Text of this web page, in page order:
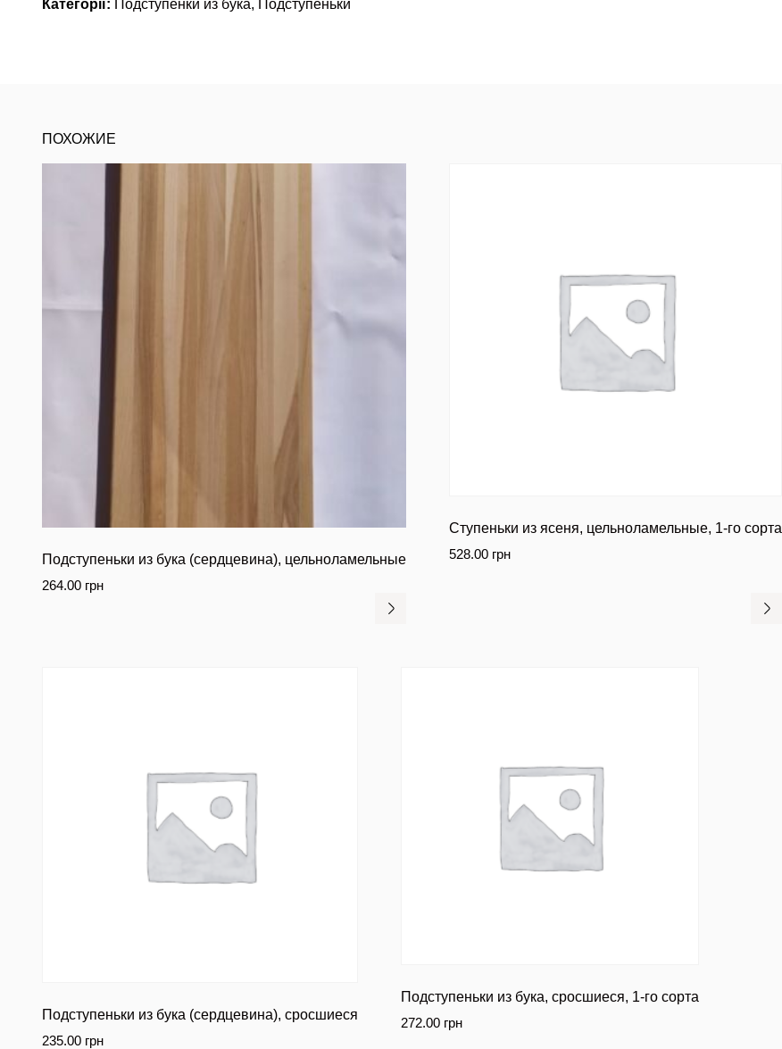
Категорії: Подступенки из бука, Подступеньки
ПОХОЖИЕ
Подступеньки из бука (сердцевина), цельноламельные
264.00 грн
Ступеньки из ясеня, цельноламельные, 1-го сорта
528.00 грн
Подступеньки из бука (сердцевина), сросшиеся
235.00 грн
Подступеньки из бука, сросшиеся, 1-го сорта
272.00 грн